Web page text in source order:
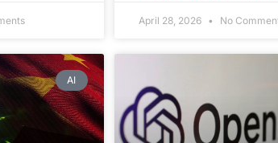
April 28, 2026 No
AI